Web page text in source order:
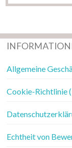
Allgemeine
Cookie-Richtlinie
Echtheit von